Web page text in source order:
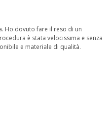
Ho dovuto fare il reso di un
è stata velocissima e senza
e materiale di qualità.